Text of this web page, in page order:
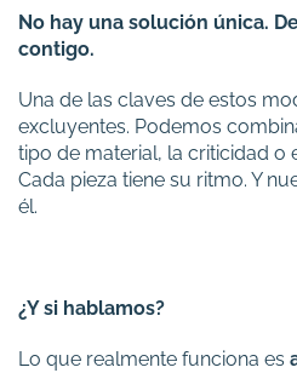
No hay una solución única.
contigo.
Una de las claves de estos
excluyentes. Podemos
tipo de material, la criticidad o
Cada pieza tiene su ritmo. Y
él.
¿Y si hablamos?
Lo que realmente funciona es